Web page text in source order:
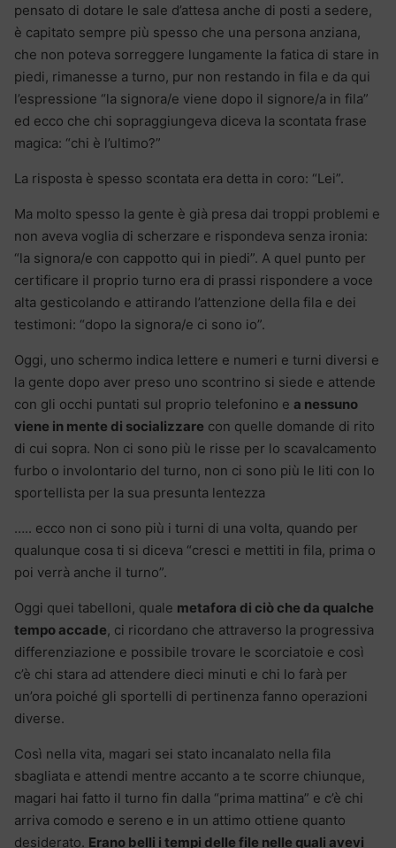
pensato di dotare le sale d’attesa anche di posti a sedere,
è capitato sempre più spesso che una persona anziana,
che non poteva sorreggere lungamente la fatica di stare in
piedi, rimanesse a turno, pur non restando in fila e da qui
l’espressione “la signora/e viene dopo il signore/a in fila”
ed ecco che chi sopraggiungeva diceva la scontata frase
magica: “chi è l’ultimo?”
La risposta è spesso scontata era detta in coro: “Lei”.
Ma molto spesso la gente è già presa dai troppi problemi e
non aveva voglia di scherzare e rispondeva senza ironia:
“la signora/e con cappotto qui in piedi”. A quel punto per
certificare il proprio turno era di prassi rispondere a voce
alta gesticolando e attirando l’attenzione della fila e dei
testimoni: “dopo la signora/e ci sono io”.
Oggi, uno schermo indica lettere e numeri e turni diversi e
la gente dopo aver preso uno scontrino si siede e attende
con gli occhi puntati sul proprio telefonino e a nessuno
viene in mente di socializzare con quelle domande di rito
di cui sopra. Non ci sono più le risse per lo scavalcamento
furbo o involontario del turno, non ci sono più le liti con lo
sportellista per la sua presunta lentezza
….. ecco non ci sono più i turni di una volta, quando per
qualunque cosa ti si diceva “cresci e mettiti in fila, prima o
poi verrà anche il turno”.
Oggi quei tabelloni, quale metafora di ciò che da qualche
tempo accade, ci ricordano che attraverso la progressiva
differenziazione e possibile trovare le scorciatoie e così
c’è chi stara ad attendere dieci minuti e chi lo farà per
un’ora poiché gli sportelli di pertinenza fanno operazioni
diverse.
Così nella vita, magari sei stato incanalato nella fila
sbagliata e attendi mentre accanto a te scorre chiunque,
magari hai fatto il turno fin dalla “prima mattina” e c’è chi
arriva comodo e sereno e in un attimo ottiene quanto
desiderato. Erano belli i tempi delle file nelle quali avevi